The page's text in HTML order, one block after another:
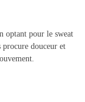
optant pour le sweat
douceur et